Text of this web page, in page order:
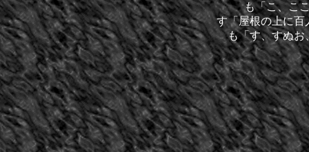
も「こ、こ
す「屋根の上に百
も「す、すぬ